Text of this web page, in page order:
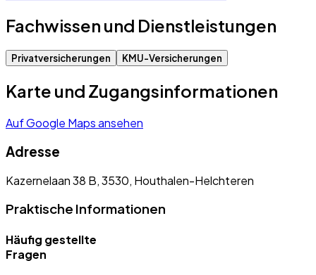
Fachwissen und Dienstleistungen
Privatversicherungen KMU-Versicherungen
Karte und Zugangsinformationen
Auf Google Maps ansehen
Adresse
Kazernelaan 38 B, 3530, Houthalen-Helchteren
Praktische Informationen
Häufig gestellte
Fragen